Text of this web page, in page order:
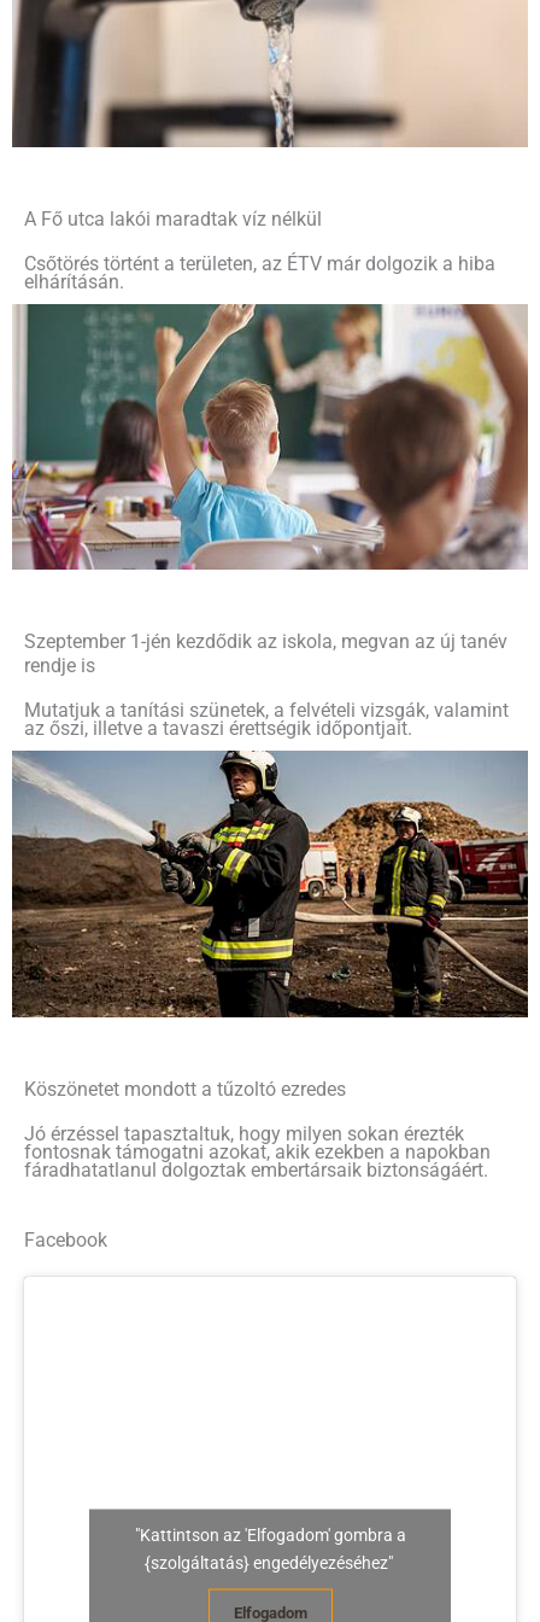
A Fő utca lakói maradtak víz nélkül
Csőtörés történt a területen, az ÉTV már dolgozik a hiba
elhárításán.
Szeptember 1-jén kezdődik az iskola, megvan az új tanév
rendje is
Mutatjuk a tanítási szünetek, a felvételi vizsgák, valamint
az őszi, illetve a tavaszi érettségik időpontjait.
Köszönetet mondott a tűzoltó ezredes
Jó érzéssel tapasztaltuk, hogy milyen sokan érezték
fontosnak támogatni azokat, akik ezekben a napokban
fáradhatatlanul dolgoztak embertársaik biztonságáért.
Facebook
"Kattintson az 'Elfogadom' gombra a
{szolgáltatás} engedélyezéséhez"
Elfogadom